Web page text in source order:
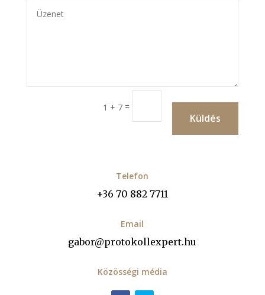
1 + 7 =
Küldés
Telefon
+36 70 882 7711
Email
gabor@protokollexpert.hu
Közösségi média